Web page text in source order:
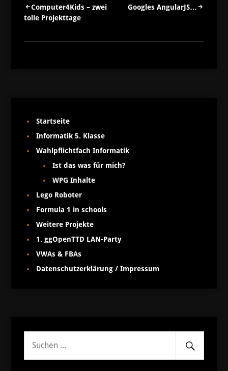
Beitragsnavigation
Computer4Kids – zwei
tolle Projekttage
Googles AngularJS…
Startseite
Informatik 5. Klasse
Wahlpflichtfach Informatik
Ist das was für mich?
WPG Inhalte
Lego Roboter
Formula 1 in schools
Weitere Projekte
1. ggOpenTTD LAN-Party
VWAs & FBAs
Datenschutzerklärung / Impressum
Suche
Senden